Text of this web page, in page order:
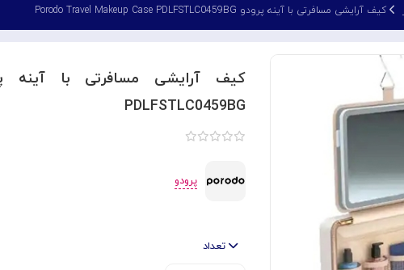
کیف آرایشی مسافرتی با آینه پرودو Porodo Travel Makeup Case PDLFSTLC0459BG
PDLFSTLC0459BG
پرودو
تعداد